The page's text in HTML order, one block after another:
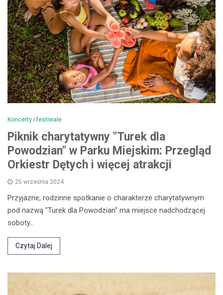
Koncerty i festiwale
Piknik charytatywny "Turek dla
Powodzian" w Parku Miejskim: Przegląd
Orkiestr Dętych i więcej atrakcji
25 września 2024
Przyjazne, rodzinne spotkanie o charakterze charytatywnym
pod nazwą "Turek dla Powodzian" ma miejsce nadchodzącej
soboty…
Czytaj Dalej